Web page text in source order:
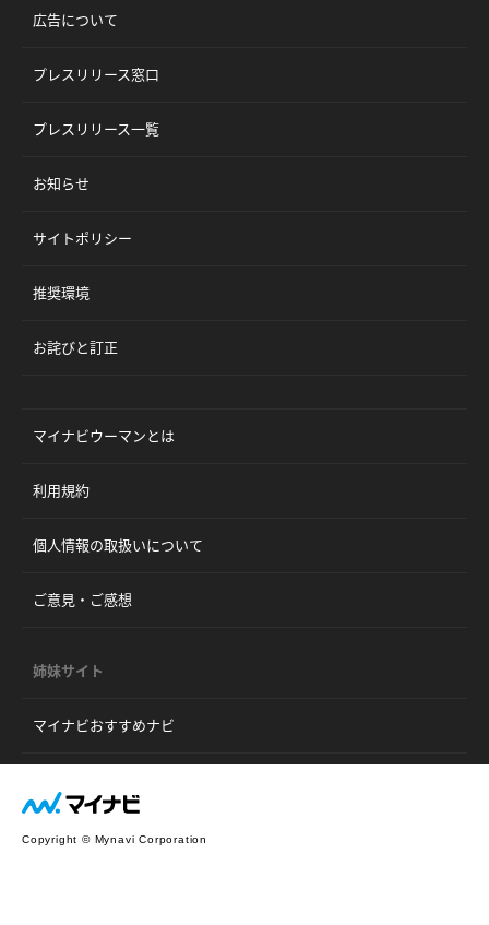
広告について
プレスリリース窓口
プレスリリース一覧
お知らせ
サイトポリシー
推奨環境
お詫びと訂正
マイナビウーマンとは
利用規約
個人情報の取扱いについて
ご意見・ご感想
姉妹サイト
マイナビおすすめナビ
Copyright © Mynavi Corporation